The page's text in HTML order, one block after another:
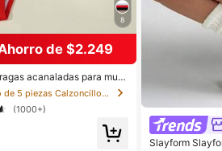
8
de $2.249
acanaladas para muje
con diseño de letras, cin
en Juego de 5 piezas Calzoncillos de mujer
(1000+)
Slayform